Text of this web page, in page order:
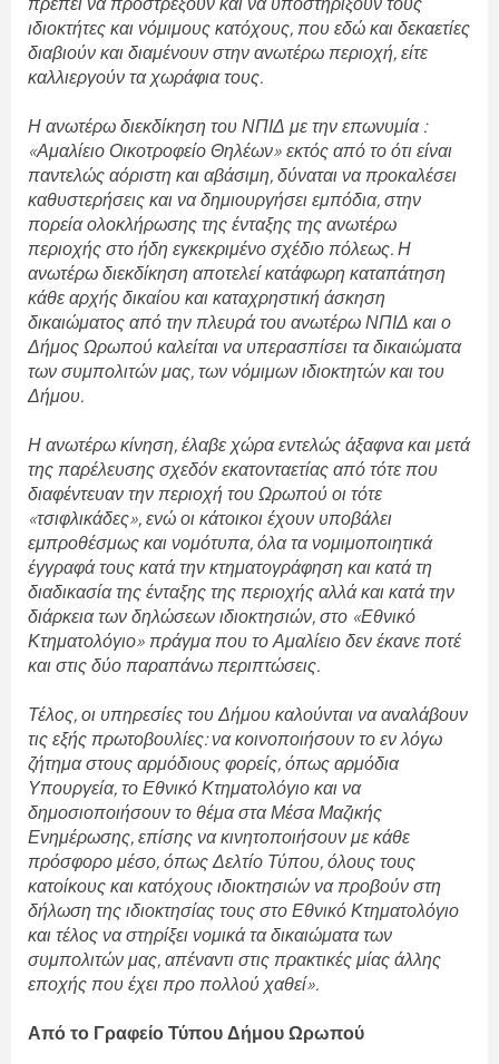
πρέπει να προστρέξουν και να υποστηρίξουν τους
ιδιοκτήτες και νόμιμους κατόχους, που εδώ και δεκαετίες
διαβιούν και διαμένουν στην ανωτέρω περιοχή, είτε
καλλιεργούν τα χωράφια τους.
Η ανωτέρω διεκδίκηση του ΝΠΙΔ με την επωνυμία :
«Αμαλίειο Οικοτροφείο Θηλέων» εκτός από το ότι είναι
παντελώς αόριστη και αβάσιμη, δύναται να προκαλέσει
καθυστερήσεις και να δημιουργήσει εμπόδια, στην
πορεία ολοκλήρωσης της ένταξης της ανωτέρω
περιοχής στο ήδη εγκεκριμένο σχέδιο πόλεως. Η
ανωτέρω διεκδίκηση αποτελεί κατάφωρη καταπάτηση
κάθε αρχής δικαίου και καταχρηστική άσκηση
δικαιώματος από την πλευρά του ανωτέρω ΝΠΙΔ και ο
Δήμος Ωρωπού καλείται να υπερασπίσει τα δικαιώματα
των συμπολιτών μας, των νόμιμων ιδιοκτητών και του
Δήμου.
Η ανωτέρω κίνηση, έλαβε χώρα εντελώς άξαφνα και μετά
της παρέλευσης σχεδόν εκατονταετίας από τότε που
διαφέντευαν την περιοχή του Ωρωπού οι τότε
«τσιφλικάδες», ενώ οι κάτοικοι έχουν υποβάλει
εμπροθέσμως και νομότυπα, όλα τα νομιμοποιητικά
έγγραφά τους κατά την κτηματογράφηση και κατά τη
διαδικασία της ένταξης της περιοχής αλλά και κατά την
διάρκεια των δηλώσεων ιδιοκτησιών, στο «Εθνικό
Κτηματολόγιο» πράγμα που το Αμαλίειο δεν έκανε ποτέ
και στις δύο παραπάνω περιπτώσεις.
Τέλος, οι υπηρεσίες του Δήμου καλούνται να αναλάβουν
τις εξής πρωτοβουλίες: να κοινοποιήσουν το εν λόγω
ζήτημα στους αρμόδιους φορείς, όπως αρμόδια
Υπουργεία, το Εθνικό Κτηματολόγιο και να
δημοσιοποιήσουν το θέμα στα Μέσα Μαζικής
Ενημέρωσης, επίσης να κινητοποιήσουν με κάθε
πρόσφορο μέσο, όπως Δελτίο Τύπου, όλους τους
κατοίκους και κατόχους ιδιοκτησιών να προβούν στη
δήλωση της ιδιοκτησίας τους στο Εθνικό Κτηματολόγιο
και τέλος να στηρίξει νομικά τα δικαιώματα των
συμπολιτών μας, απέναντι στις πρακτικές μίας άλλης
εποχής που έχει προ πολλού χαθεί».
Από το Γραφείο Τύπου Δήμου Ωρωπού